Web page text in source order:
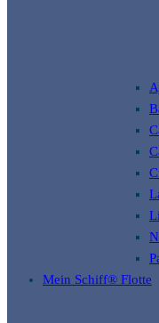
Mein Schiff® Flotte